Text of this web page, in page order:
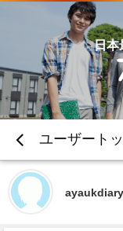
日本
ユーザート
ayaukdiary